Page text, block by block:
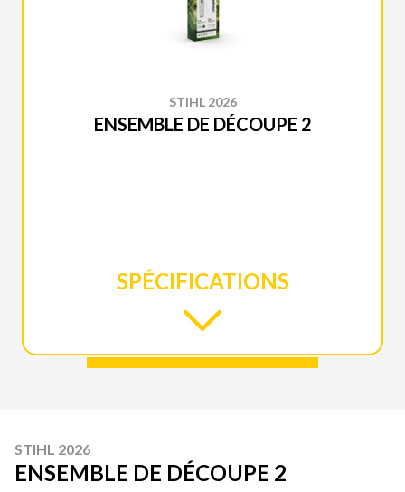
STIHL 2026
ENSEMBLE DE DÉCOUPE 2
SPÉCIFICATIONS
STIHL 2026
ENSEMBLE DE DÉCOUPE 2